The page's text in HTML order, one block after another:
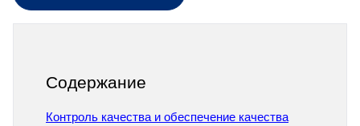
Содержание
Контроль качества и обеспечение качества